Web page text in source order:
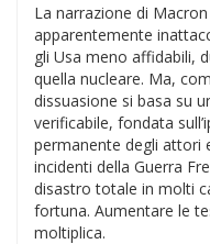
La narrazione di
apparentemente
gli Usa meno affidabili,
quella nucleare. Ma,
dissuasione si basa su
verificabile, fondata
permanente degli attori
incidenti della Guerra
disastro totale in molti
fortuna. Aumentare le
moltiplica.